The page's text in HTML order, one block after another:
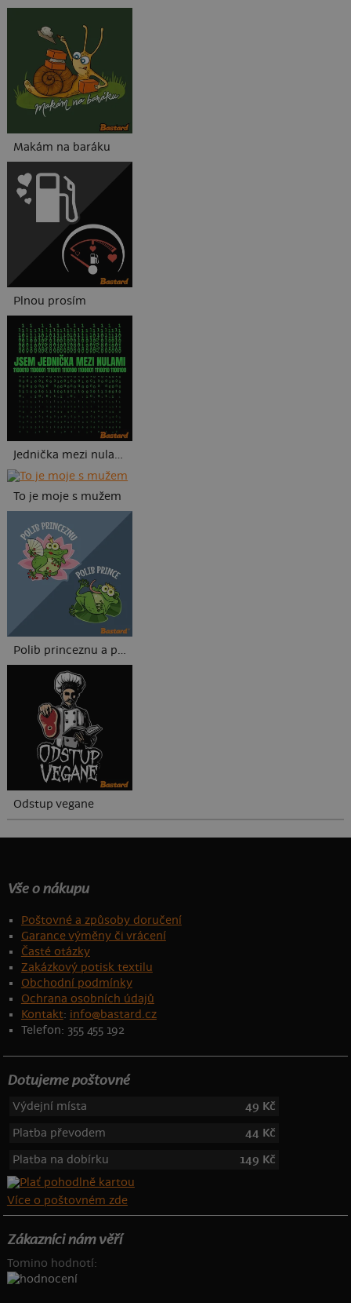
Makám na baráku
Plnou prosím
Jednička mezi nulami
To je moje s mužem
Polib princeznu a prince
Odstup vegane
Vše o nákupu
Poštovné a způsoby doručení
Garance výměny či vrácení
Časté otázky
Zakázkový potisk textilu
Obchodní podmínky
Ochrana osobních údajů
Kontakt: info@bastard.cz
Telefon: 355 455 192
Dotujeme poštovné
Výdejní místa
49 Kč
Platba převodem
44 Kč
Platba na dobírku
149 Kč
Více o poštovném zde
Zákazníci nám věří
Tomino hodnotí: